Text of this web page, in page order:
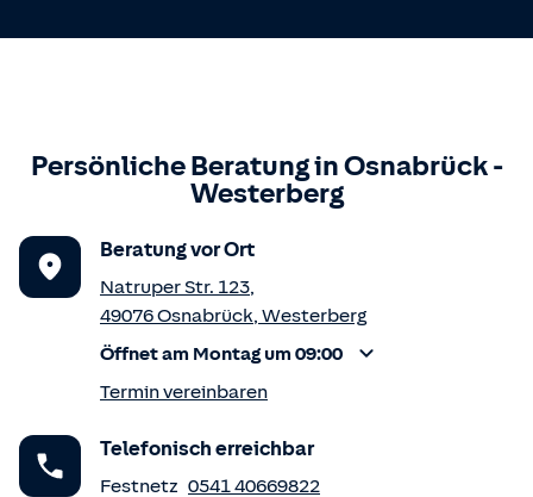
Persönliche Beratung inOsnabrück -
Westerberg
Beratung vor Ort
Natruper Str. 123,
49076Osnabrück, Westerberg
Öffnet am Montag um 09:00
Termin vereinbaren
Telefonisch erreichbar
Festnetz 0541 40669822